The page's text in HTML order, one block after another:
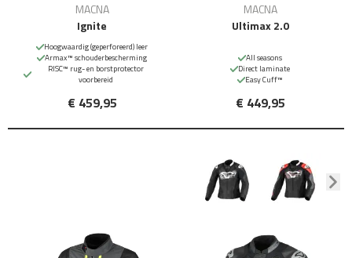
MACNA
Ignite
Hoogwaardig (geperforeerd) leer
Armax™ schouderbescherming
RISC™ rug- en borstprotector
voorbereid
€ 459,95
MACNA
Ultimax 2.0
All seasons
Direct laminate
Easy Cuff™
€ 449,95